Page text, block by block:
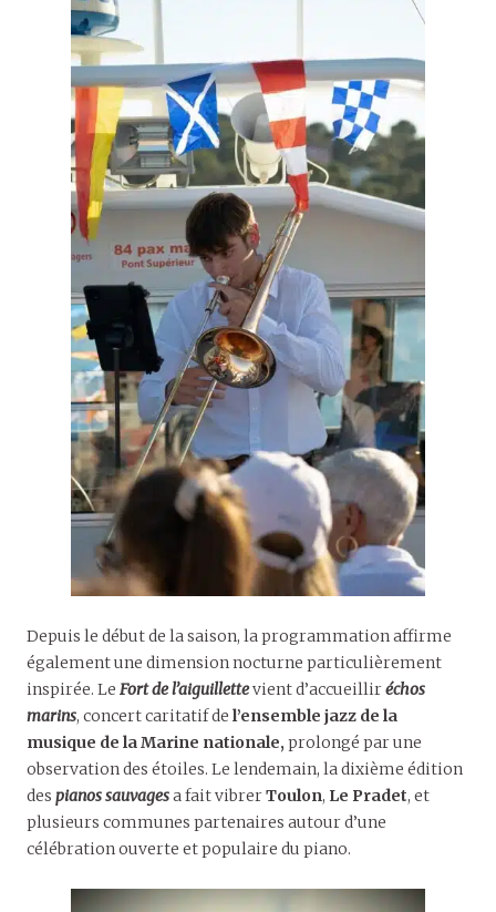
Depuis le début de la saison, la programmation affirme
également une dimension nocturne particulièrement
inspirée. Le Fort de l’aiguillettevient d’accueilliréchos
marins, concert caritatif de l’ensemble jazz de la
musique de la Marine nationale, prolongé par une
observation des étoiles. Le lendemain, la dixième édition
des pianos sauvagesa fait vibrerToulon, Le Pradet, et
plusieurs communes partenaires autour d’une
célébration ouverte et populaire du piano.